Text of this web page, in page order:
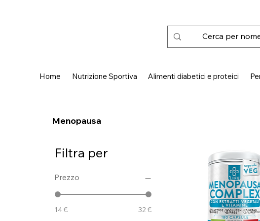
Home Nutrizione Sportiva Alimenti diabetici e proteici
Menopausa
Filtra per
Prezzo
14 € 32 €